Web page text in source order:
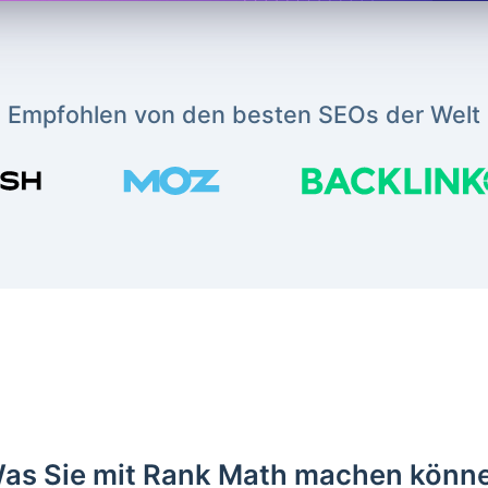
Empfohlen von den besten SEOs der Welt
Sie mit Rank Math machen